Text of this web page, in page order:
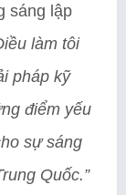
sáng lập
làm tôi
pháp kỹ
điểm yếu
sự sáng
Quốc.”